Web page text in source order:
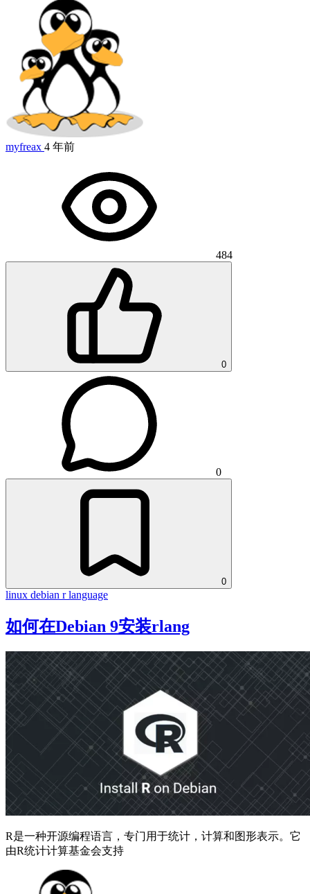
myfreax 4 年前
484
0
0
0
linux debian r language
如何在Debian 9安装rlang
R是一种开源编程语言，专门用于统计，计算和图形表示。它
由R统计计算基金会支持